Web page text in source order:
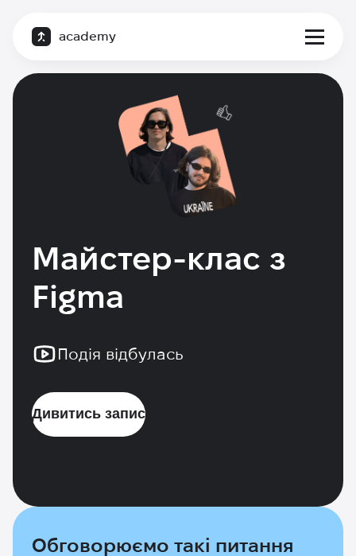
academy
Майстер-клас з
Figma
Подія відбулась
Дивитись запис
Обговорюємо такі питання